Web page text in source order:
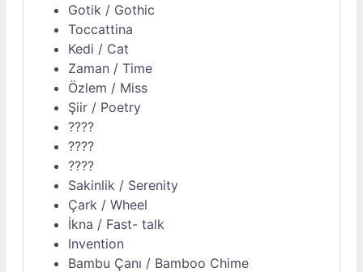
Gotik / Gothic
Toccattina
Kedi / Cat
Zaman / Time
Özlem / Miss
Şiir / Poetry
????
????
????
Sakinlik / Serenity
Çark / Wheel
İkna / Fast- talk
Invention
Bambu Çanı / Bamboo Chime